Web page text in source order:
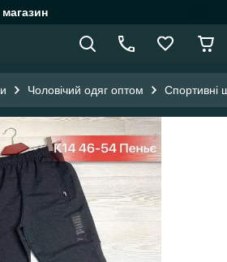
Чоловічий одяг оптом Спортивні